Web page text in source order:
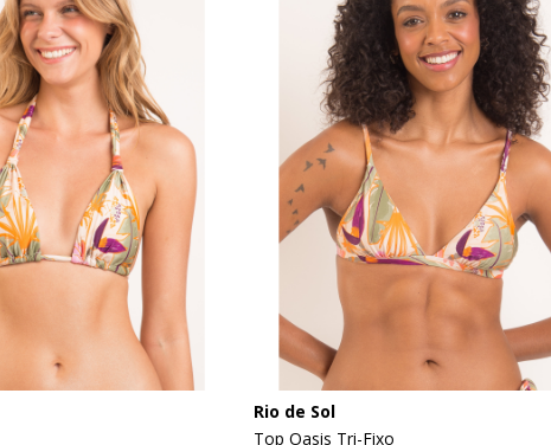
Rio de Sol
Top Oasis Tri-Fixo